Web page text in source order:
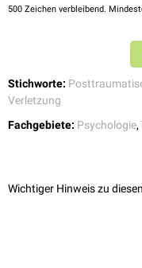
500 Zeichen verbleibend.
Stichworte:
Verletzung
Fachgebiete: Psychologie,
Wichtiger Hinweis zu